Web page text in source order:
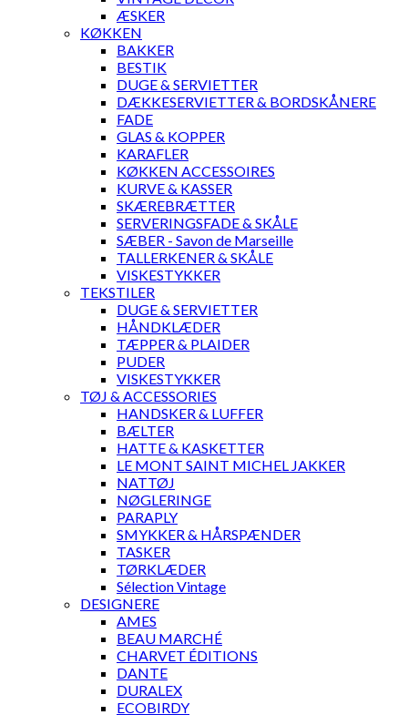
ÆSKER
KØKKEN
BAKKER
BESTIK
DUGE & SERVIETTER
DÆKKESERVIETTER & BORDSKÅNERE
FADE
GLAS & KOPPER
KARAFLER
KØKKEN ACCESSOIRES
KURVE & KASSER
SKÆREBRÆTTER
SERVERINGSFADE & SKÅLE
SÆBER - Savon de Marseille
TALLERKENER & SKÅLE
VISKESTYKKER
TEKSTILER
DUGE & SERVIETTER
HÅNDKLÆDER
TÆPPER & PLAIDER
PUDER
VISKESTYKKER
TØJ & ACCESSORIES
HANDSKER & LUFFER
BÆLTER
HATTE & KASKETTER
LE MONT SAINT MICHEL JAKKER
NATTØJ
NØGLERINGE
PARAPLY
SMYKKER & HÅRSPÆNDER
TASKER
TØRKLÆDER
Sélection Vintage
DESIGNERE
AMES
BEAU MARCHÉ
CHARVET ÉDITIONS
DANTE
DURALEX
ECOBIRDY